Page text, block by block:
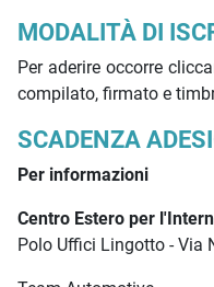
MODALITÀ DI
Per aderire occorre
compilato, firmato e
SCADENZA
Per informazioni
Centro Estero per
Polo Uffici Lingotto - Via